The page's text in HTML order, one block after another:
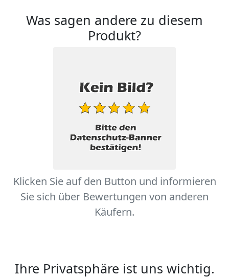
Was sagen andere zu diesem
Produkt?
Klicken Sie auf den Button und informieren
Sie sich über Bewertungen von anderen
Käufern.
Ihre Privatsphäre ist uns wichtig.